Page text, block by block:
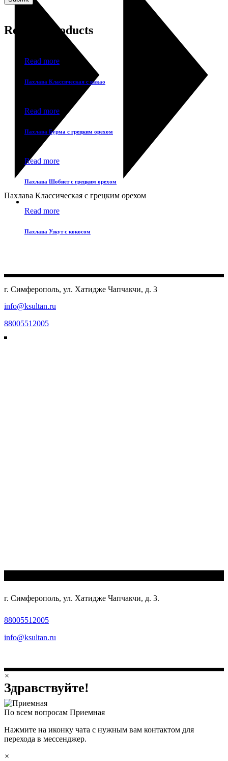
Пахлава Классическая с грецким орехом
Related products
Read more
Пахлава Классическая с какао
Read more
Пахлава Бурма с грецким орехом
Read more
Пахлава Шобиет с грецким орехом
Read more
Пахлава Узкут с кокосом
г. Симферополь, ул. Хатидже Чапчакчи, д. 3
info@ksultan.ru
88005512005
г. Симферополь, ул. Хатидже Чапчакчи, д. 3.
88005512005
info@ksultan.ru
×
Здравствуйте!
По всем вопросам Приемная
Нажмите на иконку чата с нужным вам контактом для
перехода в мессенджер.
×